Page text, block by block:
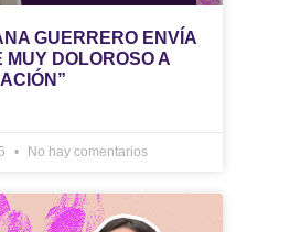
GUERRERO ENVÍA
MUY DOLOROSO A
No hay comentarios